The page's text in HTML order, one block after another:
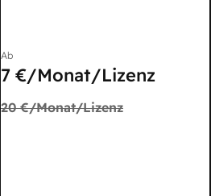
Ab
7 €/Monat/Lizenz
20 €/Monat/Lizenz